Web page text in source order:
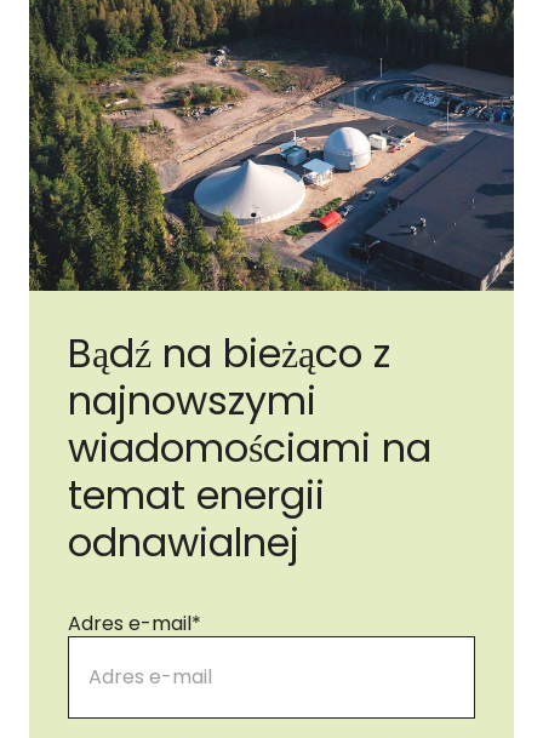
Bądź na bieżąco z
najnowszymi
wiadomościami na
temat energii
odnawialnej
Adres e-mail*